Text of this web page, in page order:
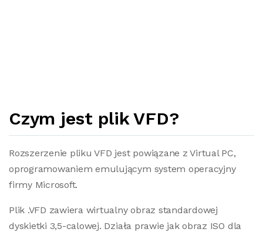
Czym jest plik VFD?
Rozszerzenie pliku VFD jest powiązane z Virtual PC,
oprogramowaniem emulującym system operacyjny
firmy Microsoft.
Plik .VFD zawiera wirtualny obraz standardowej
dyskietki 3,5-calowej. Działa prawie jak obraz ISO dla